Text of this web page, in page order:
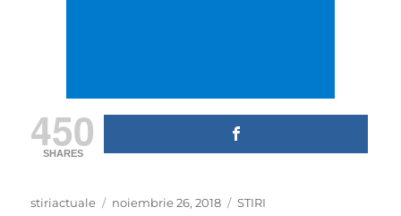
450
SHARES
Author
stiriactuale
Posted
noiembrie 26, 2018 Categories
STIRI